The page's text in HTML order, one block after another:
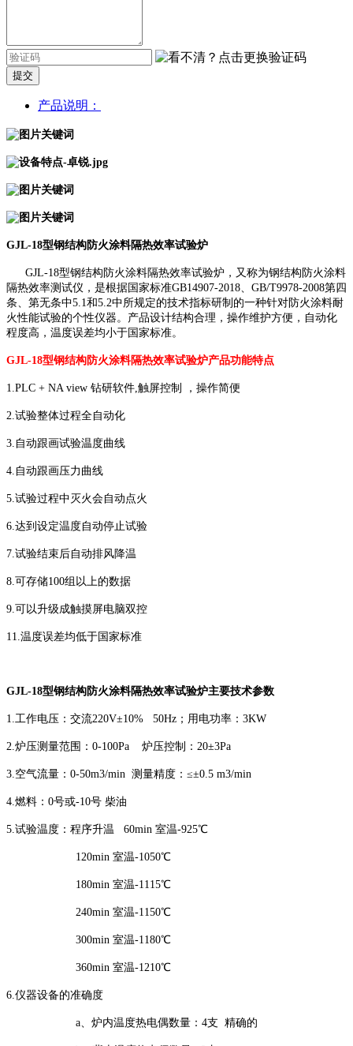
提交
产品说明：
GJL-18型钢结构防火涂料隔热效率试验炉
GJL-18型钢结构防火涂料隔热效率试验炉，又称为钢结构防火涂料
隔热效率测试仪，是根据国家标准GB14907-2018、GB/T9978-2008第四
条、第无条中5.1和5.2中所规定的技术指标研制的一种针对防火涂料耐
火性能试验的个性仪器。产品设计结构合理，操作维护方便，自动化
程度高，温度误差均小于国家标准。
GJL-18型钢结构防火涂料隔热效率试验炉产品功能特点
1.PLC + NA view 钻研软件,触屏控制 ，操作简便
2.试验整体过程全自动化
3.自动跟画试验温度曲线
4.自动跟画压力曲线
5.试验过程中灭火会自动点火
6.达到设定温度自动停止试验
7.试验结束后自动排风降温
8.可存储100组以上的数据
9.可以升级成触摸屏电脑双控
11.温度误差均低于国家标准
GJL-18型钢结构防火涂料隔热效率试验炉主要技术参数
1.工作电压：交流220V±10% 50Hz；用电功率：3KW
2.炉压测量范围：0-100Pa 炉压控制：20±3Pa
3.空气流量：0-50m3/min 测量精度：≤±0.5 m3/min
4.燃料：0号或-10号 柴油
5.试验温度：程序升温 60min 室温-925℃
120min 室温-1050℃
180min 室温-1115℃
240min 室温-1150℃
300min 室温-1180℃
360min 室温-1210℃
6.仪器设备的准确度
a、炉内温度热电偶数量：4支 精确的